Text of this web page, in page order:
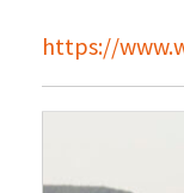
https://